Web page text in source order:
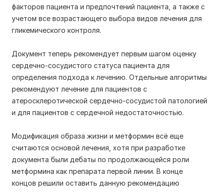
факторов пациента и предпочтений пациента, а также с
учетом все возрастающего выбора видов лечения для
гликемического контроля.
Документ теперь рекомендует первым шагом оценку
сердечно-сосудистого статуса пациента для
определения подхода к лечению. Отдельные алгоритмы
рекомендуют лечение для пациентов с
атеросклеротической сердечно-сосудистой патологией
и для пациентов с сердечной недостаточностью.
Модификация образа жизни и метформин всё еще
считаются основой лечения, хотя при разработке
документа были дебаты по продолжающейся роли
метформина как препарата первой линии. В конце
концов решили оставить данную рекомендацию